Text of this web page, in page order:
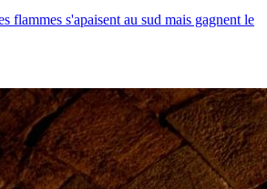
flammes s'apaisent au sud mais gagnent le